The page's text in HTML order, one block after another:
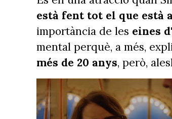
està fent tot el que està
importància de les eines
mental perquè, a més,
més de 20 anys, però,